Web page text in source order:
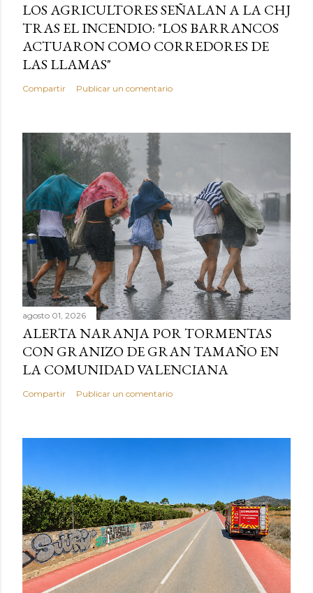
LOS AGRICULTORES SEÑALAN A LA CHJ
TRAS EL INCENDIO: "LOS BARRANCOS
ACTUARON COMO CORREDORES DE
LAS LLAMAS"
Compartir Publicar un comentario
agosto 01, 2026
ALERTA NARANJA POR TORMENTAS
CON GRANIZO DE GRAN TAMAÑO EN
LA COMUNIDAD VALENCIANA
Compartir Publicar un comentario